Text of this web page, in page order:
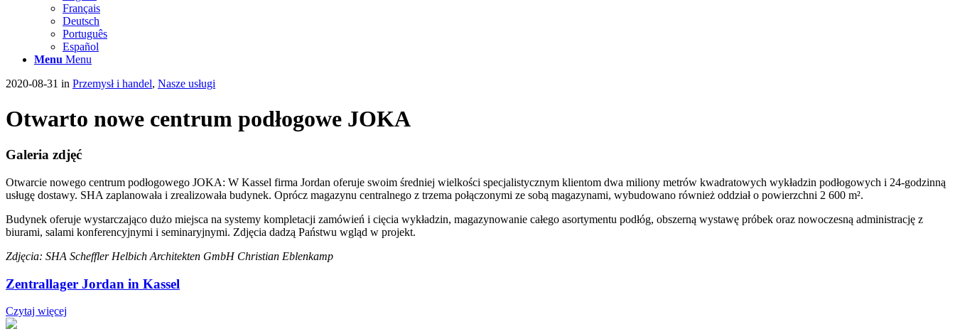
Français
Deutsch
Português
Español
Menu Menu
2020-08-31 in Przemysł i handel, Nasze usługi
Otwarto nowe centrum podłogowe JOKA
Galeria zdjęć
Otwarcie nowego centrum podłogowego JOKA: W Kassel firma Jordan oferuje swoim średniej wielkości specjalistycznym klientom dwa miliony metrów kwadratowych wykładzin podłogowych i 24-godzinną
usługę dostawy. SHA zaplanowała i zrealizowała budynek. Oprócz magazynu centralnego z trzema połączonymi ze sobą magazynami, wybudowano również oddział o powierzchni 2 600 m².
Budynek oferuje wystarczająco dużo miejsca na systemy kompletacji zamówień i cięcia wykładzin, magazynowanie całego asortymentu podłóg, obszerną wystawę próbek oraz nowoczesną administrację z
biurami, salami konferencyjnymi i seminaryjnymi. Zdjęcia dadzą Państwu wgląd w projekt.
Zdjęcia: SHA Scheffler Helbich Architekten GmbH Christian Eblenkamp
Zentrallager Jordan in Kassel
Czytaj więcej